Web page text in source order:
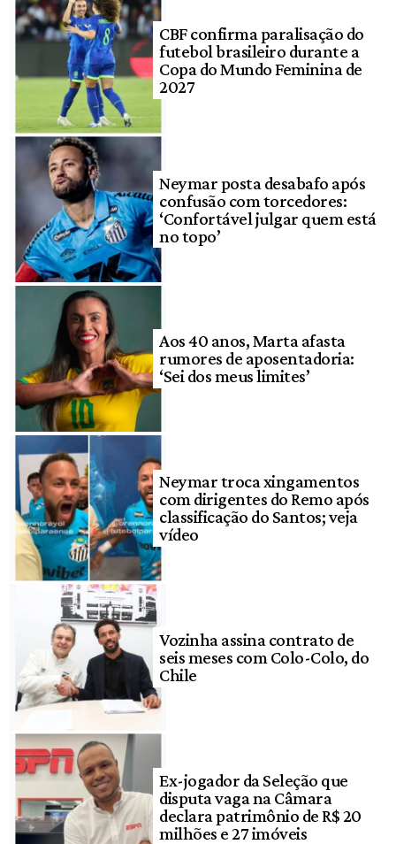
CBF confirma paralisação do
futebol brasileiro durante a
Copa do Mundo Feminina de
2027
Neymar posta desabafo após
confusão com torcedores:
‘Confortável julgar quem está
no topo’
Aos 40 anos, Marta afasta
rumores de aposentadoria:
‘Sei dos meus limites’
Neymar troca xingamentos
com dirigentes do Remo após
classificação do Santos; veja
vídeo
Vozinha assina contrato de
seis meses com Colo-Colo, do
Chile
Ex-jogador da Seleção que
disputa vaga na Câmara
declara patrimônio de R$ 20
milhões e 27 imóveis